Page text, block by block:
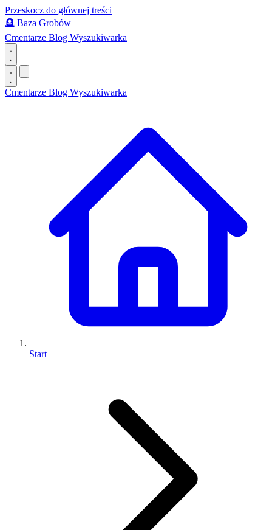
Przeskocz do głównej treści
🪦 Baza Grobów
Cmentarze Blog Wyszukiwarka
Cmentarze Blog Wyszukiwarka
Start